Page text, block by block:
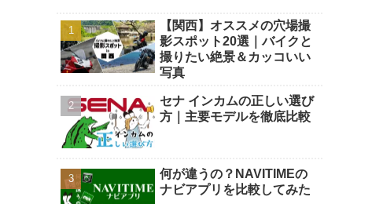
【関西】オススメの穴場撮
影スポット20選｜バイクと
撮りたい絶景＆カッコいい
写真
セナ インカムの正しい選び
方｜主要モデルを徹底比較
何が違うの？NAVITIMEの
ナビアプリを比較してみた